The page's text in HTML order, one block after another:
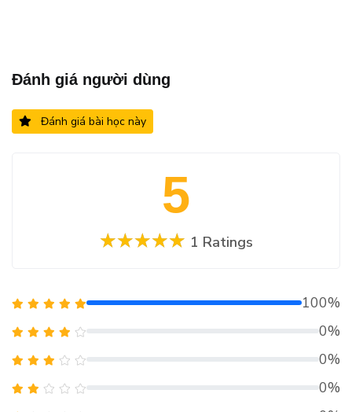
Đánh giá người dùng
Đánh giá bài học này
5
1 Ratings
100%
0%
0%
0%